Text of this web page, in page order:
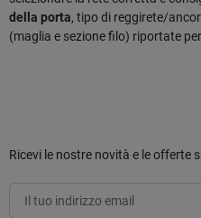
della porta, tipo di reggirete/
(maglia e sezione filo) riportate
Ricevi le nostre novità e le offerte